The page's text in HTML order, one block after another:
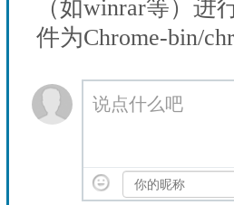
（如winrar等）
件为Chrome-bin/
说点什么吧